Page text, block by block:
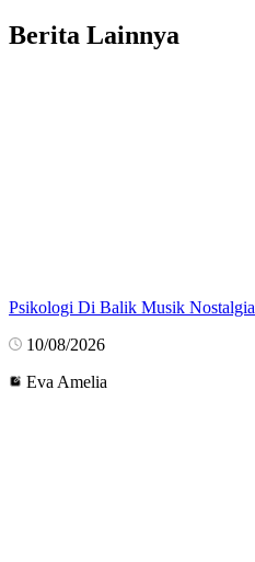
Berita Lainnya
Psikologi Di Balik Musik Nostalgia
10/08/2026
Eva Amelia